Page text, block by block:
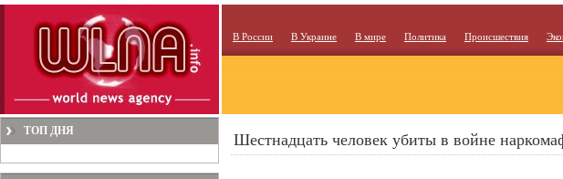
В России В Украине В мире Политика Происшествия
ТОП ДНЯ Шестнадцать человек убиты в войне